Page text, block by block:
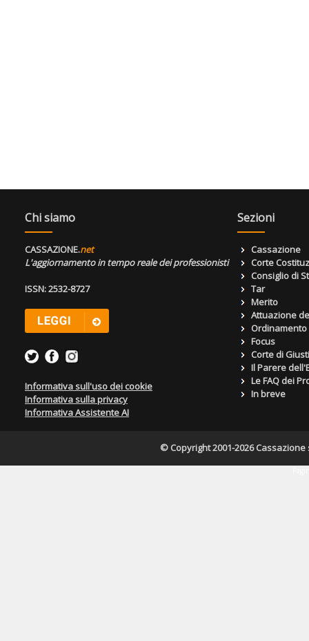
Chi siamo
CASSAZIONE.net
L'aggiornamento in tempo reale dei professionisti
ISSN: 2532-8727
Informativa sull'uso dei cookie
Informativa sulla privacy
Informativa Assistente AI
Sezioni
Cassazione
Corte
Consiglio di
Tar
Merito
Attuazione
Focus
Corte di
Il Parere
Le FAQ dei
In breve
© Copyright 2001-2026 Cassazione